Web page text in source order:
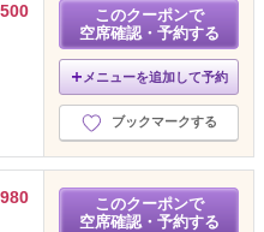
このクーポンで
空席確認・予約する
メニューを追加して予約
ブックマークする
このクーポンで
空席確認・予約する